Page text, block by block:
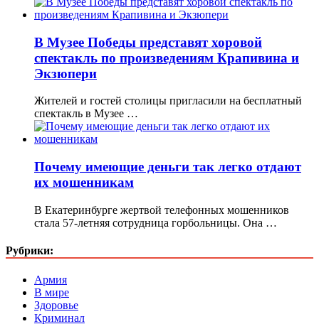
В Музее Победы представят хоровой
спектакль по произведениям Крапивина и
Экзюпери
Жителей и гостей столицы пригласили на бесплатный
спектакль в Музее …
Почему имеющие деньги так легко отдают
их мошенникам
В Екатеринбурге жертвой телефонных мошенников
стала 57-летняя сотрудница горбольницы. Она …
Рубрики:
Армия
В мире
Здоровье
Криминал